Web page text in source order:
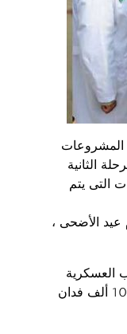
عدداً من المشروعات
الثانية
التى يتم
الأضحى ،
العسكرية
بمدينة الحمام التابعه لمحافظة مرسى مطروح ، وجاء ذلك في إطار مشروع إنشاء 100 ألف فدان